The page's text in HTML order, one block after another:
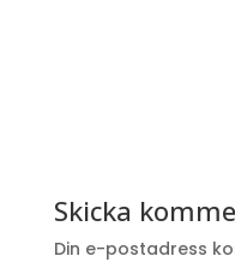
Skicka
Din e-postadress